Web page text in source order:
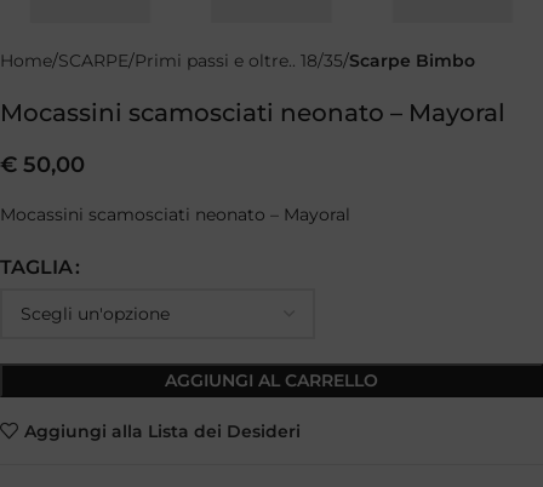
Home SCARPE Primi passi e oltre.. 18/35 Scarpe Bimbo
Mocassini scamosciati neonato – Mayoral
€ 50,00
Mocassini scamosciati neonato – Mayoral
TAGLIA
AGGIUNGI AL CARRELLO
Aggiungi alla Lista dei Desideri